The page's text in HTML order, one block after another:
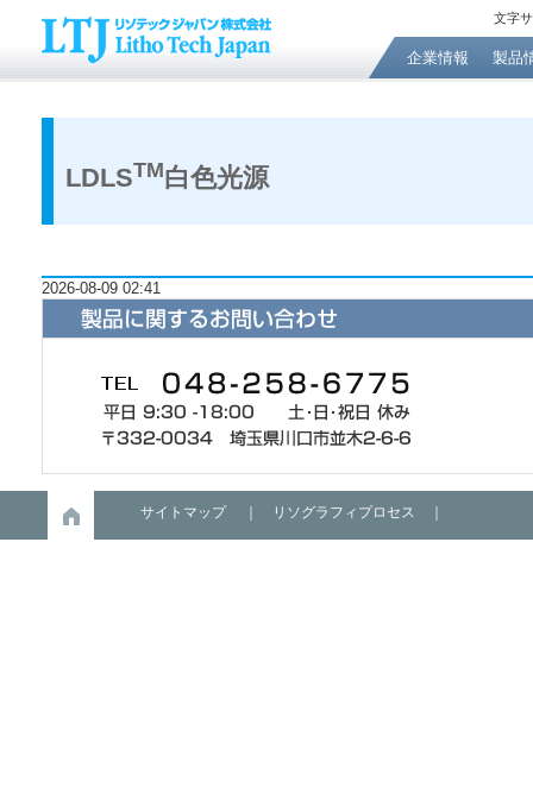
文字
企業情報 製品
LDLSTM白色光源
2026-08-09 02:41
サイトマップ リソグラフィプロセス